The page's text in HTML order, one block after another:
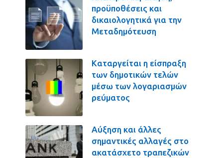
προϋποθέσεις και
δικαιολογητικά για την
Μεταδημότευση
Καταργείται η είσπραξη
των δημοτικών τελών
μέσω των λογαριασμών
ρεύματος
Αύξηση και άλλες
σημαντικές αλλαγές στο
ακατάσχετο τραπεζικών